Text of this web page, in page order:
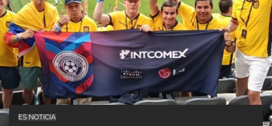
ES NOTICIA